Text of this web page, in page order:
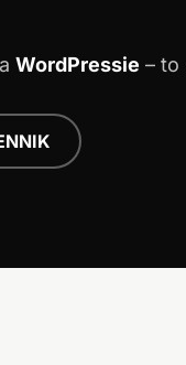
WordPressie – to